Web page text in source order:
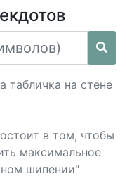
табличка на стене
в том, чтобы
максимальное
шипении"